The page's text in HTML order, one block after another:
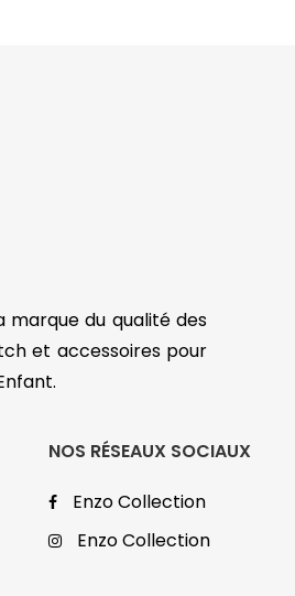
marque du qualité des
et accessoires pour
NOS RÉSEAUX SOCIAUX
Enzo Collection
Enzo Collection